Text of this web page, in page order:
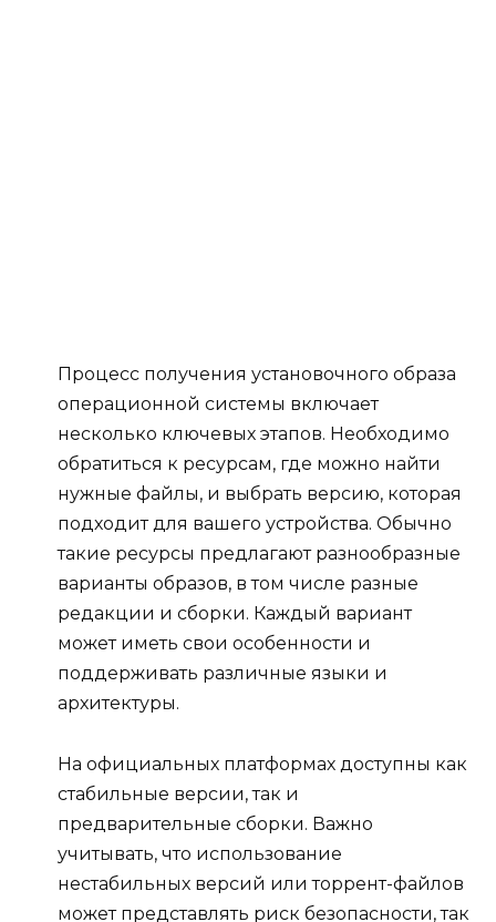
Процесс получения установочного образа
операционной системы включает
несколько ключевых этапов. Необходимо
обратиться к ресурсам, где можно найти
нужные файлы, и выбрать версию, которая
подходит для вашего устройства. Обычно
такие ресурсы предлагают разнообразные
варианты образов, в том числе разные
редакции и сборки. Каждый вариант
может иметь свои особенности и
поддерживать различные языки и
архитектуры.
На официальных платформах доступны как
стабильные версии, так и
предварительные сборки. Важно
учитывать, что использование
нестабильных версий или торрент-файлов
может представлять риск безопасности, так